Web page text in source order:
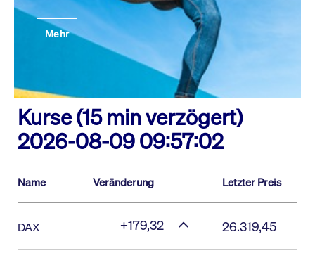
Mehr
Kurse (15 min verzögert)
2026-08-09 09:57:02
Name Veränderung Letzter Preis
DAX +179,32 26.319,45